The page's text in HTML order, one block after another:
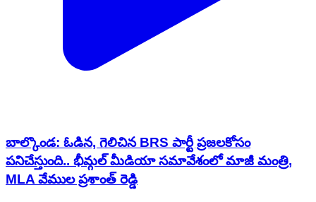
బాల్కొండ: ఓడిన, గెలిచిన BRS పార్టీ ప్రజలకోసం
పనిచేస్తుంది.. భీమ్గల్ మీడియా సమావేశంలో మాజీ మంత్రి,
MLA వేముల ప్రశాంత్ రెడ్డి